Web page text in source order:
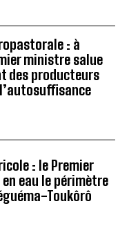
: à
ministre salue
des producteurs
: le Premier
eau le périmètre
Toukôrô